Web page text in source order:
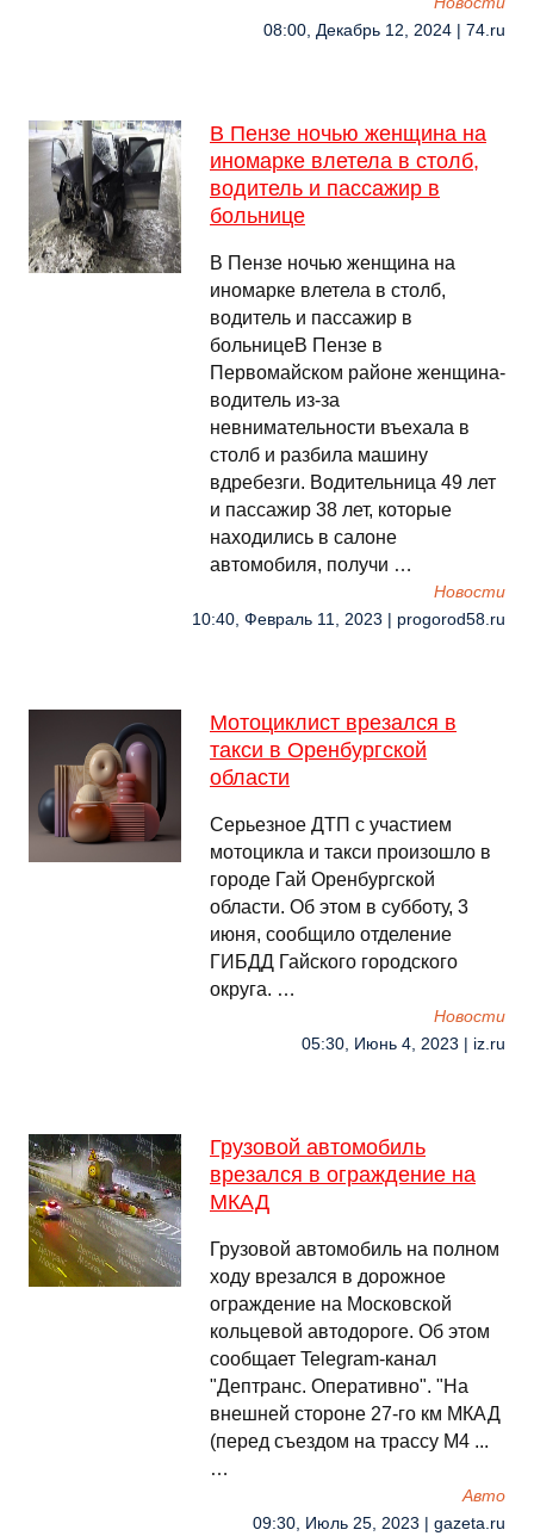
08:00, Декабрь 12, 2024 | 74.ru
В Пензе ночью женщина на
иномарке влетела в столб,
водитель и пассажир в
больнице
В Пензе ночью женщина на
иномарке влетела в столб,
водитель и пассажир в
больницеВ Пензе в
Первомайском районе женщина-
водитель из-за
невнимательности въехала в
столб и разбила машину
вдребезги. Водительница 49 лет
и пассажир 38 лет, которые
находились в салоне
автомобиля, получи …
Новости
10:40, Февраль 11, 2023 | progorod58.ru
Мотоциклист врезался в
такси в Оренбургской
области
Серьезное ДТП с участием
мотоцикла и такси произошло в
городе Гай Оренбургской
области. Об этом в субботу, 3
июня, сообщило отделение
ГИБДД Гайского городского
округа. …
Новости
05:30, Июнь 4, 2023 | iz.ru
Грузовой автомобиль
врезался в ограждение на
МКАД
Грузовой автомобиль на полном
ходу врезался в дорожное
ограждение на Московской
кольцевой автодороге. Об этом
сообщает Telegram-канал
"Дептранс. Оперативно". "На
внешней стороне 27-го км МКАД
(перед съездом на трассу М4 ...
…
Авто
09:30, Июль 25, 2023 | gazeta.ru